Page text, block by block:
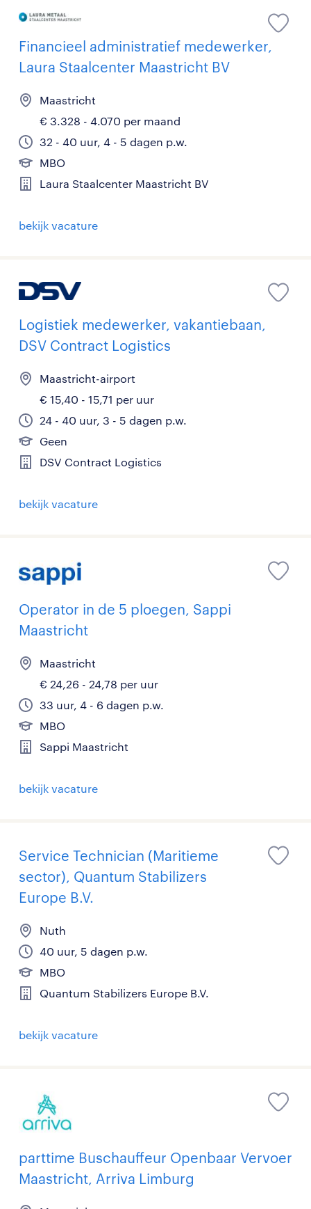
Financieel administratief medewerker,
Laura Staalcenter Maastricht BV
Maastricht
€ 3.328 - 4.070 per maand
32 - 40 uur, 4 - 5 dagen p.w.
MBO
Laura Staalcenter Maastricht BV
bekijk vacature
Logistiek medewerker, vakantiebaan,
DSV Contract Logistics
Maastricht-airport
€ 15,40 - 15,71 per uur
24 - 40 uur, 3 - 5 dagen p.w.
Geen
DSV Contract Logistics
bekijk vacature
Operator in de 5 ploegen, Sappi
Maastricht
Maastricht
€ 24,26 - 24,78 per uur
33 uur, 4 - 6 dagen p.w.
MBO
Sappi Maastricht
bekijk vacature
Service Technician (Maritieme
sector), Quantum Stabilizers
Europe B.V.
Nuth
40 uur, 5 dagen p.w.
MBO
Quantum Stabilizers Europe B.V.
bekijk vacature
parttime Buschauffeur Openbaar Vervoer
Maastricht, Arriva Limburg